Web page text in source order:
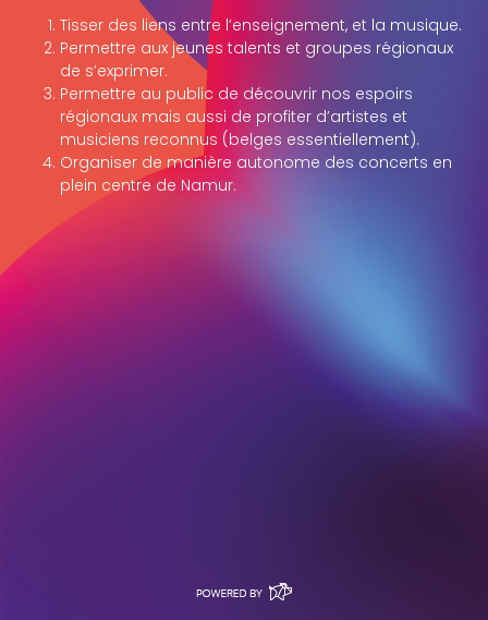
Tisser des liens entre l’enseignement, et la musique.
Permettre aux jeunes talents et groupes régionaux
de s’exprimer.
Permettre au public de découvrir nos espoirs
régionaux mais aussi de profiter d’artistes et
musiciens reconnus (belges essentiellement).
Organiser de manière autonome des concerts en
plein centre de Namur.